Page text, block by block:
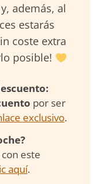
además, al
estarás
coste extra
posible!
por ser
exclusivo.
este
aquí.